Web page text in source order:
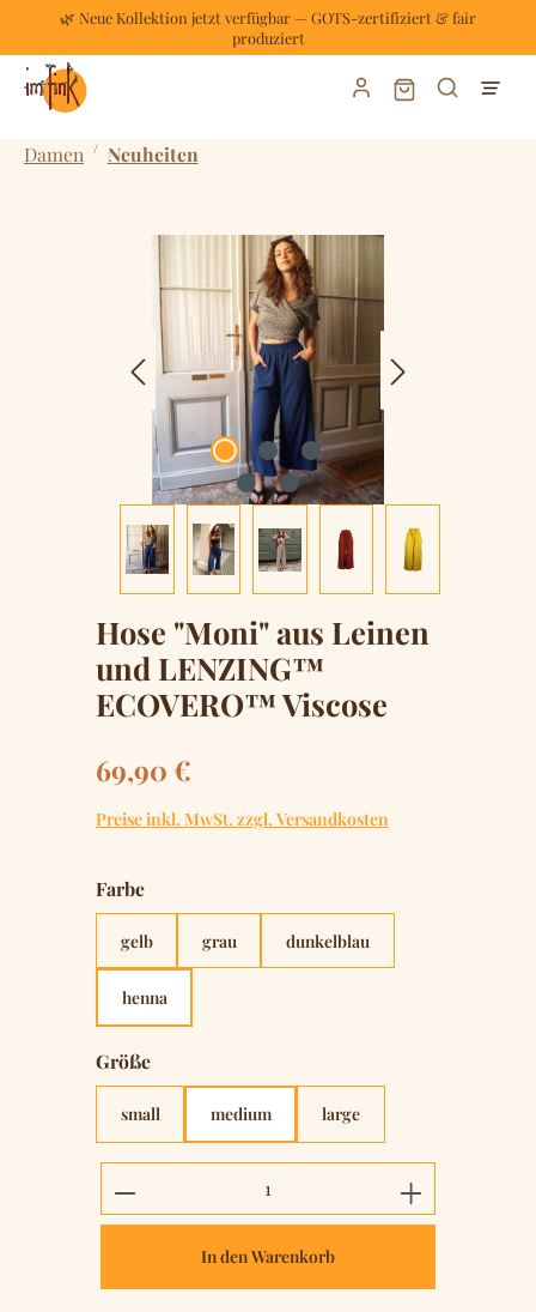
Zum Hauptinhalt springen
🌿 Neue Kollektion jetzt verfügbar — GOTS-zertifiziert & fair
produziert
Warenkorb
Damen / Neuheiten
Bildergalerie überspringen
Hose "Moni" aus Leinen
und LENZING™
ECOVERO™ Viscose
Regulärer Preis:
69,90 €
Preise inkl. MwSt. zzgl. Versandkosten
Farbeauswählen
gelb grau dunkelblau
henna
Größeauswählen
small medium large
Produkt Anzahl: Gib den
In den Warenkorb